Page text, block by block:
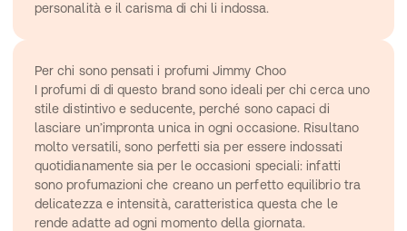
personalità e il carisma di chi li indossa.
Per chi sono pensati i profumi Jimmy Choo
I profumi di di questo brand sono ideali per chi cerca uno
stile distintivo e seducente, perché sono capaci di
lasciare un’impronta unica in ogni occasione. Risultano
molto versatili, sono perfetti sia per essere indossati
quotidianamente sia per le occasioni speciali: infatti
sono profumazioni che creano un perfetto equilibrio tra
delicatezza e intensità, caratteristica questa che le
rende adatte ad ogni momento della giornata.